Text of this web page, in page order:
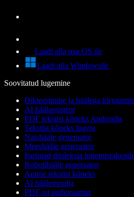
Laadi alla macOS-ile
Laadi alla Windowsile
Soovitatud lugemine
Dikteerimine ja häälega
AI häälassistent
PDF tekstist kõneks Androidis
Tekstist kõneks lugeja
Naishääle generaator
Meeshääle generaator
Parimad düsleksia
Robotihääle generaator
Anime tekstist kõneks
AI häälemuutja
PDF-ist audioraamat